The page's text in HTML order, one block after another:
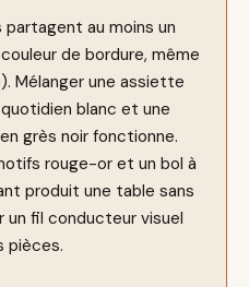
partagent au moins un
de bordure, même
Mélanger une assiette
blanc et une
grès noir fonctionne.
rouge-or et un bol à
produit une table sans
un fil conducteur visuel
pièces.